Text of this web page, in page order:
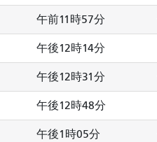
午前11時57分
午後12時14分
午後12時31分
午後12時48分
午後1時05分